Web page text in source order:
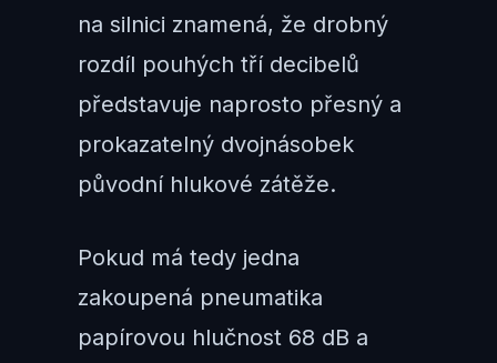
na silnici znamená, že drobný
rozdíl pouhých tří decibelů
představuje naprosto přesný a
prokazatelný dvojnásobek
původní hlukové zátěže.
Pokud má tedy jedna
zakoupená pneumatika
papírovou hlučnost 68 dB a